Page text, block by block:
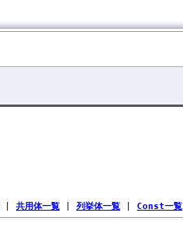
共用体一覧 列挙体一覧 Const一覧